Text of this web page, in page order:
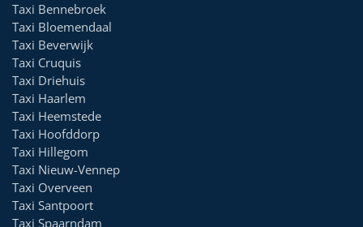
Taxi Bennebroek
Taxi Bloemendaal
Taxi Beverwijk
Taxi Cruquis
Taxi Driehuis
Taxi Haarlem
Taxi Heemstede
Taxi Hoofddorp
Taxi Hillegom
Taxi Nieuw-Vennep
Taxi Overveen
Taxi Santpoort
Taxi Spaarndam